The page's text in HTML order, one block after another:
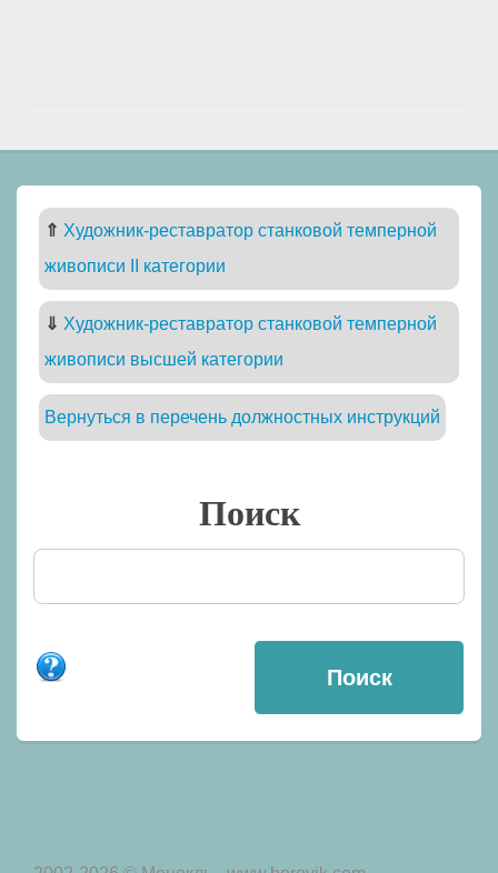
⇑ Художник-реставратор станковой темперной
живописи II категории
⇓ Художник-реставратор станковой темперной
живописи высшей категории
Вернуться в перечень должностных инструкций
Поиск